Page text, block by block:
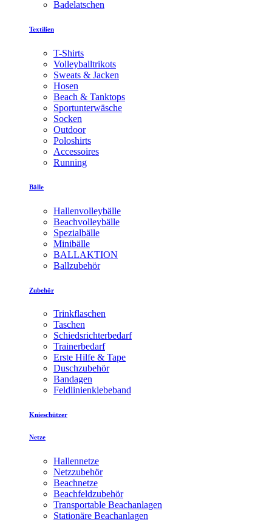
Badelatschen
Textilien
T-Shirts
Volleyballtrikots
Sweats & Jacken
Hosen
Beach & Tanktops
Sportunterwäsche
Socken
Outdoor
Poloshirts
Accessoires
Running
Bälle
Hallenvolleybälle
Beachvolleybälle
Spezialbälle
Minibälle
BALLAKTION
Ballzubehör
Zubehör
Trinkflaschen
Taschen
Schiedsrichterbedarf
Trainerbedarf
Erste Hilfe & Tape
Duschzubehör
Bandagen
Feldlinienklebeband
Knieschützer
Netze
Hallennetze
Netzzubehör
Beachnetze
Beachfeldzubehör
Transportable Beachanlagen
Stationäre Beachanlagen